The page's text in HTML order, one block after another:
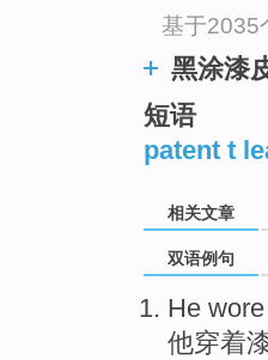
基于2035
黑涂漆
短语
patent t
相关文章
双语例句
He wore
他穿着